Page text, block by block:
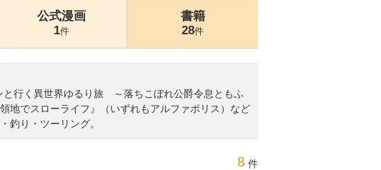
公式漫画
1件
書籍
28件
行く異世界ゆるり旅 ～落ちこぼれ公爵令息ともふ
地でスローライフ』（いずれもアルファポリス）など
釣り・ツーリング。
8 件